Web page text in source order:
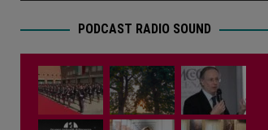
PODCAST RADIO SOUND